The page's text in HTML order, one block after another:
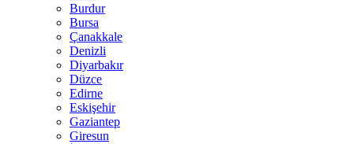
Burdur
Bursa
Çanakkale
Denizli
Diyarbakır
Düzce
Edirne
Eskişehir
Gaziantep
Giresun